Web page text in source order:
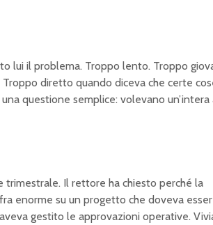
lui il problema. Troppo lento. Troppo
diretto quando diceva che certe
questione semplice: volevano un’intera
trimestrale. Il rettore ha chiesto perché la
enorme su un progetto che doveva
gestito le approvazioni operative.